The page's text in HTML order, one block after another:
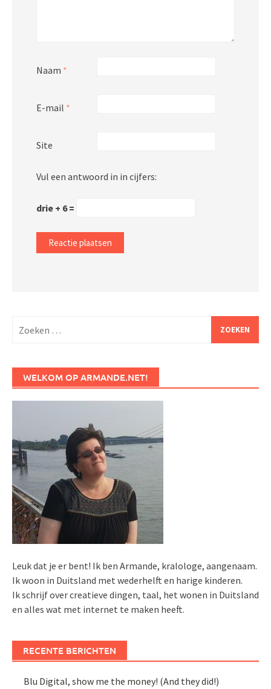
Naam *
E-mail *
Site
Vul een antwoord in in cijfers:
drie + 6 =
naar:
WELKOM OP ARMANDE.NET!
Leuk dat je er bent! Ik ben Armande, kralologe, aangenaam.
Ik woon in Duitsland met wederhelft en harige kinderen.
Ik schrijf over creatieve dingen, taal, het wonen in Duitsland
en alles wat met internet te maken heeft.
RECENTE BERICHTEN
Blu Digital, show me the money! (And they did!)